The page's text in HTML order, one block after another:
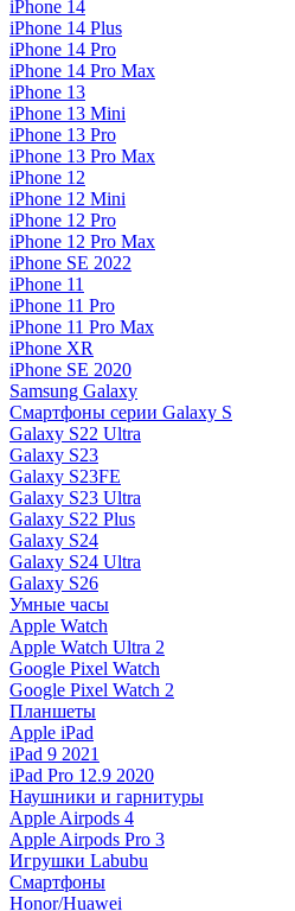
iPhone 14
iPhone 14 Plus
iPhone 14 Pro
iPhone 14 Pro Max
iPhone 13
iPhone 13 Mini
iPhone 13 Pro
iPhone 13 Pro Max
iPhone 12
iPhone 12 Mini
iPhone 12 Pro
iPhone 12 Pro Max
iPhone SE 2022
iPhone 11
iPhone 11 Pro
iPhone 11 Pro Max
iPhone XR
iPhone SE 2020
Samsung Galaxy
Смартфоны серии Galaxy S
Galaxy S22 Ultra
Galaxy S23
Galaxy S23FE
Galaxy S23 Ultra
Galaxy S22 Plus
Galaxy S24
Galaxy S24 Ultra
Galaxy S26
Умные часы
Apple Watch
Apple Watch Ultra 2
Google Pixel Watch
Google Pixel Watch 2
Планшеты
Apple iPad
iPad 9 2021
iPad Pro 12.9 2020
Наушники и гарнитуры
Apple Airpods 4
Apple Airpods Pro 3
Игрушки Labubu
Смартфоны
Honor/Huawei